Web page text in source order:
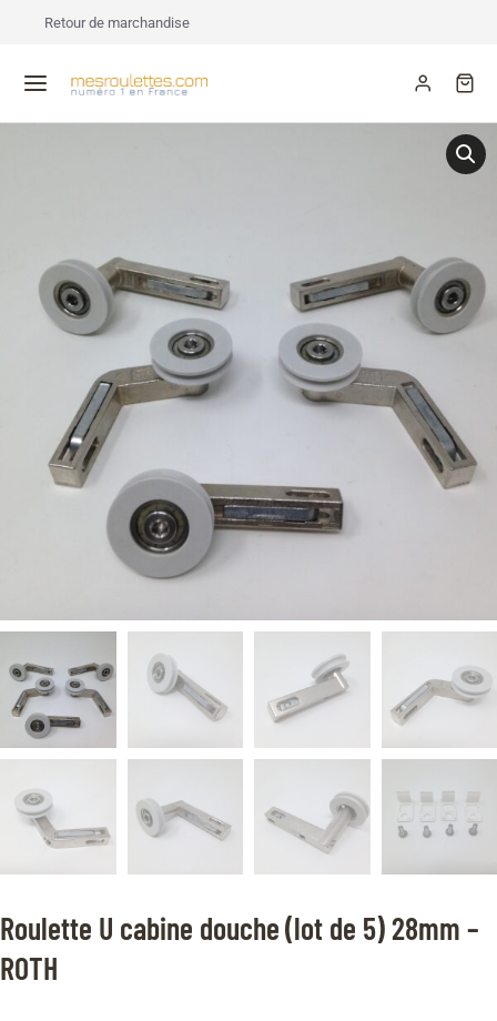
Retour de marchandise
Roulette U cabine douche (lot de 5) 28mm –
ROTH